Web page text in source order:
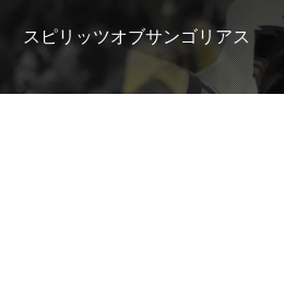
スピリッツオブサンゴリアス